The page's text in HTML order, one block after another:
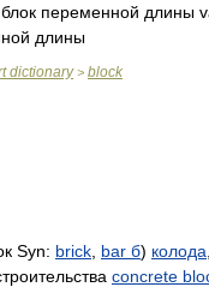
блок переменной длины
длины
dictionary> block
Syn: brick bar б) колода
concrete